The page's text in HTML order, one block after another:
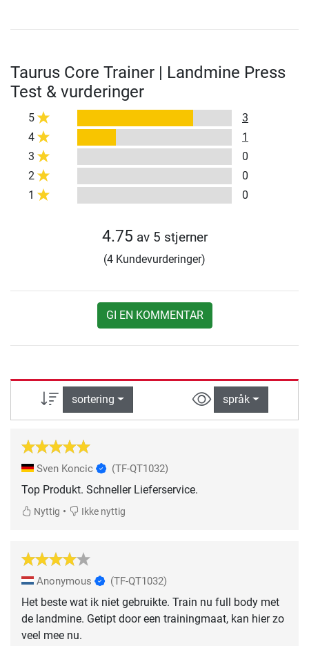
Taurus Core Trainer | Landmine Press
Test & vurderinger
5
3
4
1
3
0
2
0
1
0
4.75 av 5 stjerner
(4 Kundevurderinger)
GI EN KOMMENTAR
sortering språk
Sven Koncic (TF-QT1032)
Top Produkt. Schneller Lieferservice.
Nyttig • Ikke nyttig
Anonymous (TF-QT1032)
Het beste wat ik niet gebruikte. Train nu full body met
de landmine. Getipt door een trainingmaat, kan hier zo
veel mee nu.